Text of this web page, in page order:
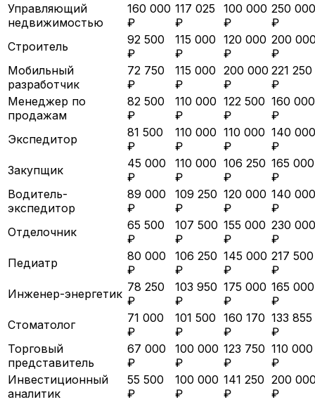
Управляющий
недвижимостью
160 000
₽
117 025
₽
100 000
₽
250 000
₽
Строитель
92 500
₽
115 000
₽
120 000
₽
200
₽
Мобильный
разработчик
72 750
₽
115 000
₽
200 000
₽
221 250
₽
Менеджер по
продажам
82 500
₽
110 000
₽
122 500
₽
160 000
₽
Экспедитор
81 500
₽
110 000
₽
110 000
₽
140 000
₽
Закупщик
45 000
₽
110 000
₽
106 250
₽
165 000
₽
Водитель-
экспедитор
89 000
₽
109 250
₽
120 000
₽
140 000
₽
Отделочник
65 500
₽
107 500
₽
155 000
₽
230 000
₽
Педиатр
80 000
₽
106 250
₽
145 000
₽
217 500
₽
Инженер-энергетик 78 250
₽
103 950
₽
175 000
₽
165 000
₽
Стоматолог
71 000
₽
101 500
₽
160 170
₽
133 855
₽
Торговый
представитель
67 000
₽
100 000
₽
123 750
₽
110 000
₽
Инвестиционный
аналитик
55 500
₽
100 000
₽
141 250
₽
200
₽